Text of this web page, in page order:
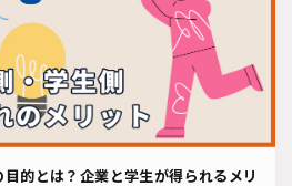
的とは？企業と学生が得られるメリ